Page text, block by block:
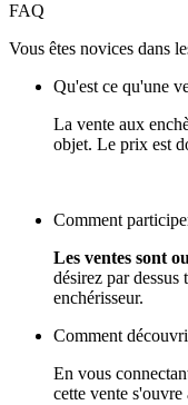
FAQ
Vous êtes novices dans
Qu'est ce qu'une
La vente aux
objet. Le prix est
Comment
Les ventes sont
désirez par
enchérisseur.
Comment
En vous
cette vente